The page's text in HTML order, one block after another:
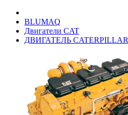
BLUMAQ
Двигатели CAT
ДВИГАТЕЛЬ CATERPILLAR